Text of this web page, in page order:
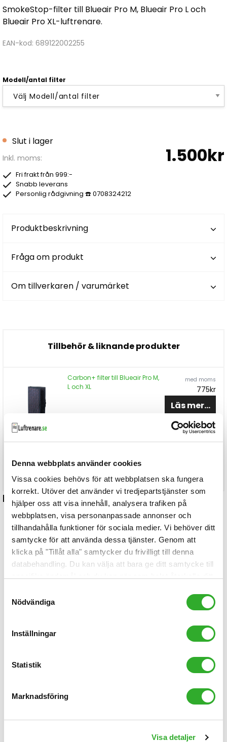
Denna webbplats använder cookies
Vissa cookies behövs för att webbplatsen ska fungera
korrekt. Utöver det använder vi tredjepartstjänster som
hjälper oss att visa innehåll, analysera trafiken på
webbplatsen, visa personanpassade annonser och
tillhandahålla funktioner för sociala medier. Vi behöver ditt
samtycke för att använda dessa tjänster. Genom att
klicka på "Tillåt alla" samtycker du frivilligt till denna
databehandling. Du kan välja att bara ge ditt samtycke till
Nödvändiga
Inställningar
Statistik
Marknadsföring
Visa detaljer
SmokeStop-filter till Blueair Pro M, Blueair Pro L och
Blueair Pro XL-luftrenare.
EAN-kod: 689122002255
Modell/antal filter
Slut i lager
Inkl. moms: 1.500kr
Fri frakt från 999:-
Snabb leverans
Personlig rådgivning ☎️ 0708324212
Produktbeskrivning
Fråga om produkt
Om tillverkaren / varumärket
Tillbehör & liknande produkter
Carbon+ filter till Blueair Pro M,
L och XL
med moms
775kr
Läs mer...
Partikelfilter till Blueair Pro M, L
med moms
Relaterade artiklar
luftrenare
Läs allt om, och beställ, filter till din Blueair-luftrenare